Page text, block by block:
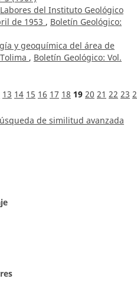
Labores del Instituto Geológico
de 1953 , Boletín Geológico:
y geoquímica del área de
, Boletín Geológico: Vol.
13 14 15 16 17 18 19 20 21 22 23
de similitud avanzada